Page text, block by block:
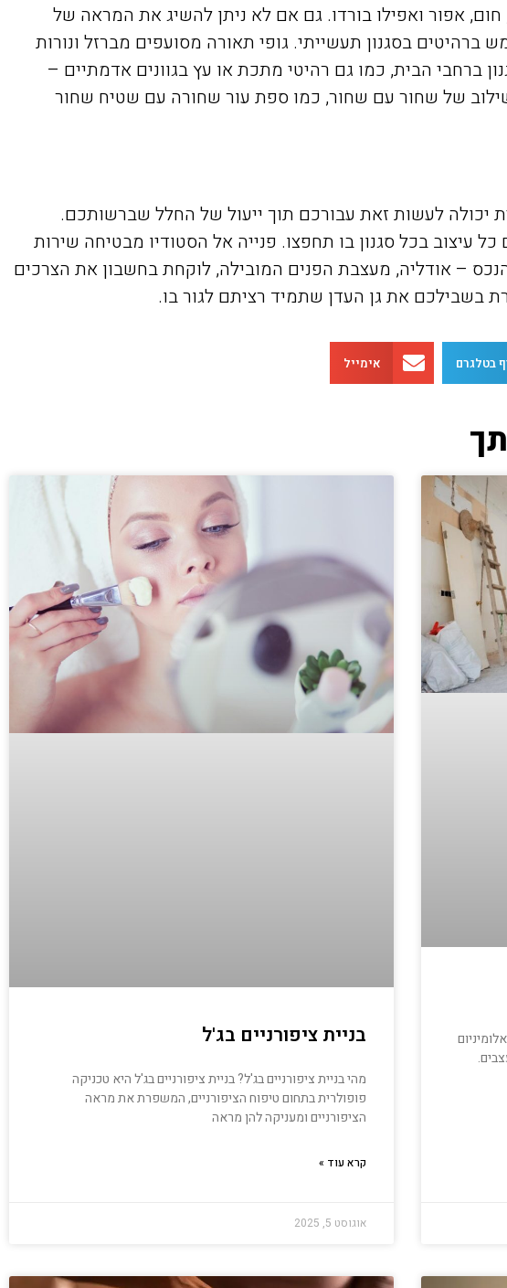
אפור ואפילו בורדו. גם אם לא ניתן להשיג את המראה של
בסגנון תעשייתי. גופי תאורה מסועפים מברזל ונורות
ברחבי הבית, כמו גם רהיטי מתכת או עץ בגוונים אדמתיים –
של שחור עם שחור, כמו ספת עור שחורה עם שטיח שחור
יכולה לעשות זאת עבורכם תוך ייעול של החלל שברשותכם.
של כ-17 שנה בתחום ומסוגל ליצור עבורכם כל עיצוב בכל סגנון בו תחפצו. פנייה אל הסטודיו מבטיחה שירות
– אודליה, מעצבת הפנים המובילה, לוקחת בחשבון את הצרכים
בשבילכם את גן העדן שתמיד רציתם לגור בו.
בטלגרם אימייל
בניית ציפורניים בג'ל
מהי בניית ציפורניים בג'ל? בניית ציפורניים בג'ל היא טכניקה
פופולרית בתחום טיפוח הציפורניים, המשפרת את מראה
הציפורניים ומעניקה להן מראה
קרא עוד »
אוגוסט 5, 2025